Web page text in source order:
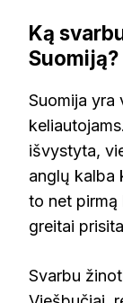
Ką
Suomiją?
Suomija yra
išvystyta,
anglų kalba
to net pirmą
greitai
Svarbu